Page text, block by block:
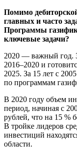
Помимо
главных и часто
Программы
ключевые задачи?
2020 — важный год.
2016–2020 и
2025. За 15 лет с
по программам
В 2020 году объем
период, начиная с
рублей, что на 15 %
В тройке лидеров
инвестиций
области.